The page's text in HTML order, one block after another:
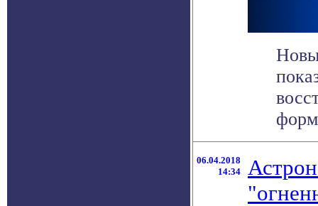
06.04.2018
14:34